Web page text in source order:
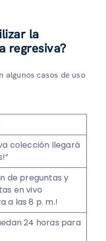
la
regresiva?
algunos casos de uso
colección llegará
de preguntas y
en vivo
a las 8 p. m.!
24 horas para